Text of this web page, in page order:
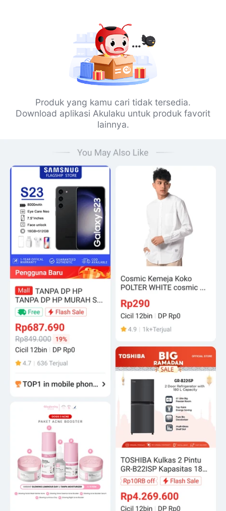
Produk yang kamu cari tidak tersedia.
Download aplikasi Akulaku untuk produk favorit
lainnya.